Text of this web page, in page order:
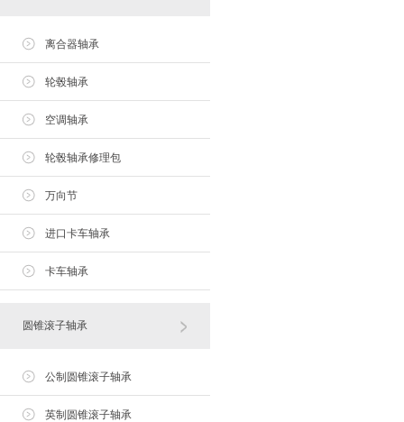
离合器轴承
轮毂轴承
空调轴承
轮毂轴承修理包
万向节
进口卡车轴承
卡车轴承
圆锥滚子轴承
公制圆锥滚子轴承
英制圆锥滚子轴承